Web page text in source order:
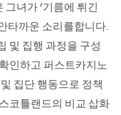
그녀가 ‘기름에 튀긴
타까운 소리를합니다.
및 집행 과정을 구성
인하고 퍼스트카지노
집단 행동으로 정책
코틀랜드의 비교 삽화